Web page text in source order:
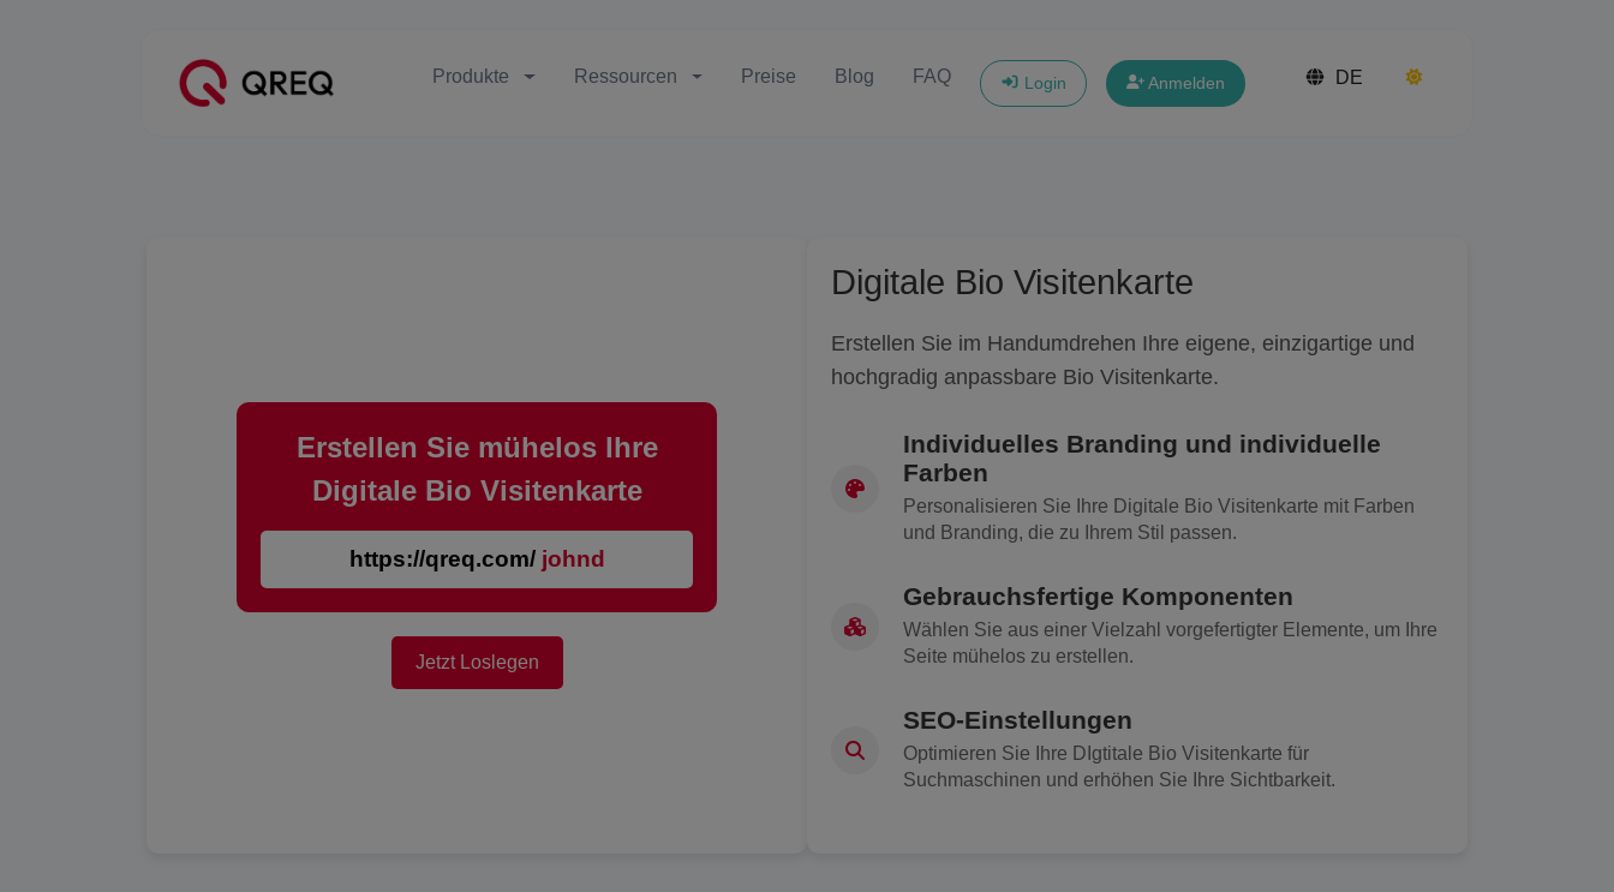
Produkte Ressourcen Preise Blog FAQ Login Anmelden DE
Erstellen Sie mühelos Ihre
Digitale Bio Visitenkarte
https://qreq.com/ johndoe
Jetzt Loslegen
Digitale Bio Visitenkarte
Erstellen Sie im Handumdrehen Ihre eigene, einzigartige und
hochgradig anpassbare Bio Visitenkarte.
Individuelles Branding und individuelle
Farben
Personalisieren Sie Ihre Digitale Bio Visitenkarte mit Farben
und Branding, die zu Ihrem Stil passen.
Gebrauchsfertige Komponenten
Wählen Sie aus einer Vielzahl vorgefertigter Elemente, um Ihre
Seite mühelos zu erstellen.
SEO-Einstellungen
Optimieren Sie Ihre DIgtitale Bio Visitenkarte für
Suchmaschinen und erhöhen Sie Ihre Sichtbarkeit.